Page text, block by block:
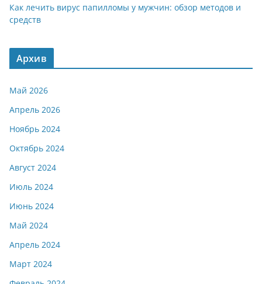
Как лечить вирус папилломы у мужчин: обзор методов и
средств
Архив
Май 2026
Апрель 2026
Ноябрь 2024
Октябрь 2024
Август 2024
Июль 2024
Июнь 2024
Май 2024
Апрель 2024
Март 2024